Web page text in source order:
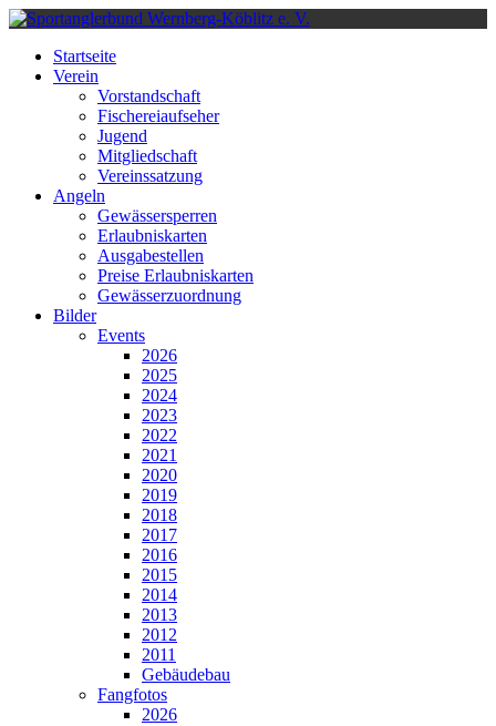
Startseite
Verein
Vorstandschaft
Fischereiaufseher
Jugend
Mitgliedschaft
Vereinssatzung
Angeln
Gewässersperren
Erlaubniskarten
Ausgabestellen
Preise Erlaubniskarten
Gewässerzuordnung
Bilder
Events
2026
2025
2024
2023
2022
2021
2020
2019
2018
2017
2016
2015
2014
2013
2012
2011
Gebäudebau
Fangfotos
2026